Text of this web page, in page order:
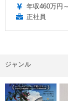
年収460万円
正社員
ジャンル